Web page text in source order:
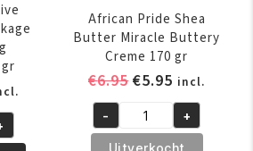
African Pride Shea
Butter Miracle Buttery
Creme 170 gr
€6.95
was:
€6.95.
€5.95 Huidige
prijs
is:
€5.95.
incl.
African
Pride
- +